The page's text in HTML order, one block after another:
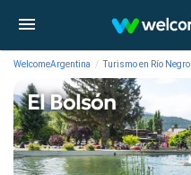
WelcomeArgentina Turismo en Río Negro
El Bolsón